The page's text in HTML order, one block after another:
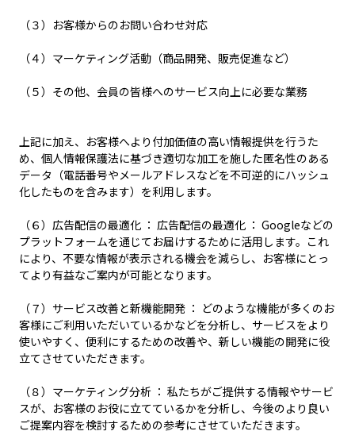
（３）お客様からのお問い合わせ対応
（４）マーケティング活動（商品開発、販売促進など）
（５）その他、会員の皆様へのサービス向上に必要な業務
上記に加え、お客様へより付加価値の高い情報提供を行うた
め、個人情報保護法に基づき適切な加工を施した匿名性のある
データ（電話番号やメールアドレスなどを不可逆的にハッシュ
化したものを含みます）を利用します。
（６）広告配信の最適化 ： 広告配信の最適化 ： Googleなどの
プラットフォームを通じてお届けするために活用します。これ
により、不要な情報が表示される機会を減らし、お客様にとっ
てより有益なご案内が可能となります。
（７）サービス改善と新機能開発 ： どのような機能が多くのお
客様にご利用いただいているかなどを分析し、サービスをより
使いやすく、便利にするための改善や、新しい機能の開発に役
立てさせていただきます。
（８）マーケティング分析 ： 私たちがご提供する情報やサービ
スが、お客様のお役に立てているかを分析し、今後のより良い
ご提案内容を検討するための参考にさせていただきます。